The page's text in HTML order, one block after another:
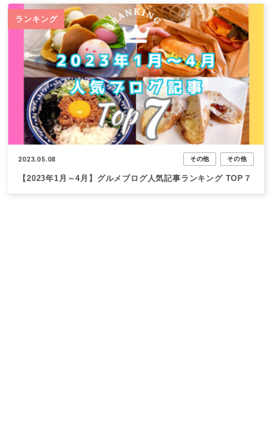
ランキング
2023.05.08 その他 その他
【2023年1月～4月】グルメブログ人気記事ランキング TOP７